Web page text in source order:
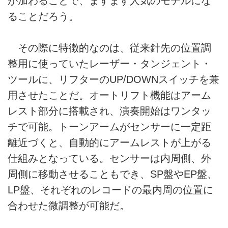
ることだろう。
その際に特徴的なのは、従来針先の位置調
整用に使っていたレーザー・タンジェント・
ツールに、リフターのUP/DOWNスイッチを兼
用させたことだ。オートリフト機能はアーム
レスト部分に搭載され、演奏開始はワンタッ
チで可能。トーンアームがセンサーに一定距
離近づくと、自動的にアームレストが上がる
仕組みとなっている。センサーは内周側、外
周側に移動させることもでき、SP盤やEP盤、
LP盤、それぞれのレコードの最内周の位置に
合わせた微調整が可能だ。